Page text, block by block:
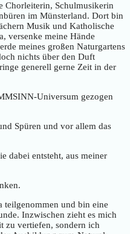
Chorleiterin, Schulmusikerin
im Münsterland. Dort bin
Musik und Katholische
versenke meine Hände
meines großen Naturgartens
nichts über den Duft
generell gerne Zeit in der
Universum gezogen
Spüren und vor allem das
dabei entsteht, aus meiner
teilgenommen und bin eine
Inzwischen zieht es mich
zu vertiefen, sondern ich